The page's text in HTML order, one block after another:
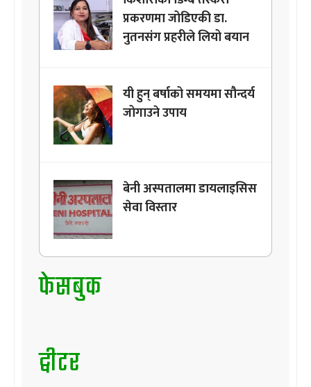
प्रकरणमा जोडिएकी डा.
नुतनसंग प्रहरीले लियो बयान
यी हुन् बर्षाको समयमा सौन्दर्य
जोगाउने उपाय
बेनी अस्पतालमा डायलाइसिस
सेवा विस्तार
फेसबुक
ट्वीटर